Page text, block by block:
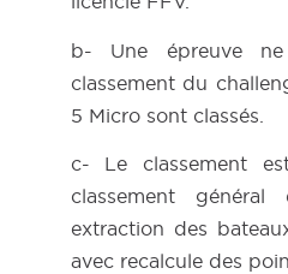
b- Une épreuve
classement du
5 Micro sont classés.
c- Le classement
classement général
extraction des
avec recalcule des